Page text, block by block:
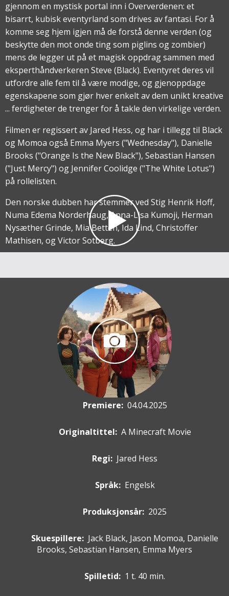
gjennom en mystisk portal inn i Oververdenen: et
bisarrt, kubisk eventyrland som drives av fantasi. For å
komme seg hjem igjen må de forstå denne verden (og
beskytte den mot onde ting som piglins og zombier)
mens de legger ut på et magisk oppdrag sammen med
eksperthåndverkeren Steve (Black). Eventyret deres vil
utfordre alle fem til å være modige, og gjenoppdage
egenskapene som gjør hver enkelt av dem unikt kreative
... ferdigheter de trenger for å takle den virkelige verden.
Filmen er regissert av Jared Hess, og har i tillegg til Black
og Momoa også Emma Myers ("Wednesday"), Danielle
Brooks ("Orange Is the New Black"), Sebastian Hansen
("Just Mercy") og Jennifer Coolidge ("The White Lotus")
på rollelisten.
Den norske dubben har stemmer ved Stig Henrik Hoff,
Numa Edema Norderhaug, Anna-Lisa Kumoji, Herman
Nysæther Grinde, Mia Betten, Ida Lind, Christoffer
Mathisen, og Victor Sotberg.
Premiere: 04.04.2025
Originaltittel: A Minecraft Movie
Regi: Jared Hess
Språk: Engelsk
Produksjonsår: 2025
Skuespillere: Jack Black, Jason Momoa, Danielle
Brooks, Sebastian Hansen, Emma Myers
Spilletid: 1 t. 40 min.